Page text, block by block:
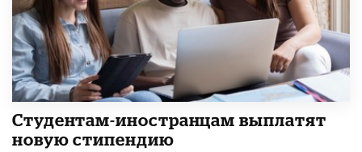
Студентам-иностранцам выплатят
новую стипендию